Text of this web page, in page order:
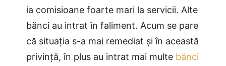
ia comisioane foarte mari la servicii. Alte
bănci au intrat în faliment. Acum se pare
că situația s-a mai remediat și în această
privință, în plus au intrat mai multe bănci